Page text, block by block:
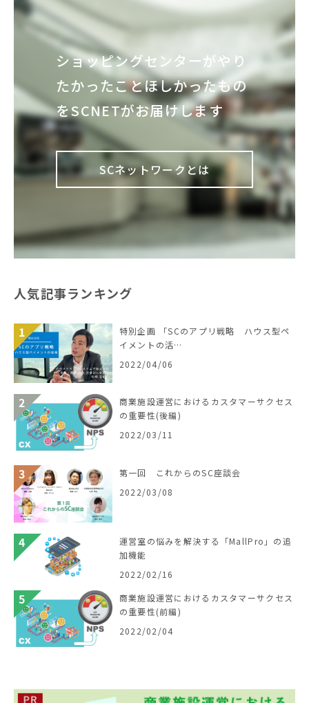
ショッピングセンターがやり
たかったことほしかったもの
をSCNETがお届けします
SCネットワークとは
人気記事ランキング
特別企画 「SCのアプリ戦略 ハウス型ペ
イメントの活…
2022/04/06
商業施設運営におけるカスタマーサクセス
の重要性(後編)
2022/03/11
第一回 これからのSC座談会
2022/03/08
運営室の悩みを解決する「MallPro」の追
加機能
2022/02/16
商業施設運営におけるカスタマーサクセス
の重要性(前編)
2022/02/04